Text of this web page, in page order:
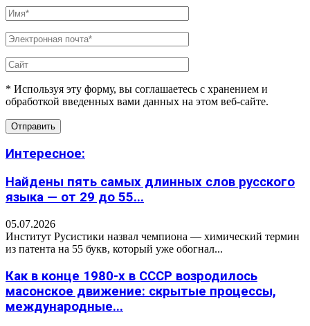
* Используя эту форму, вы соглашаетесь с хранением и
обработкой введенных вами данных на этом веб-сайте.
Интересное:
Найдены пять самых длинных слов русского
языка — от 29 до 55...
05.07.2026
Институт Русистики назвал чемпиона — химический термин
из патента на 55 букв, который уже обогнал...
Как в конце 1980-х в СССР возродилось
масонское движение: скрытые процессы,
международные...